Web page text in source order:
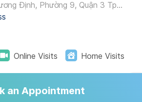
Định, Phường 9, Quận 3 Tp...
Online Visits Home Visits
an Appointment